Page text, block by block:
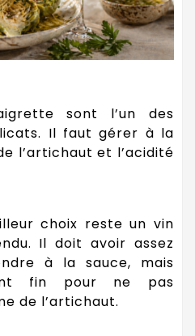
sont l’un des
Il faut gérer à la
l’artichaut et l’acidité
choix reste un vin
Il doit avoir assez
à la sauce, mais
fin pour ne pas
de l’artichaut.